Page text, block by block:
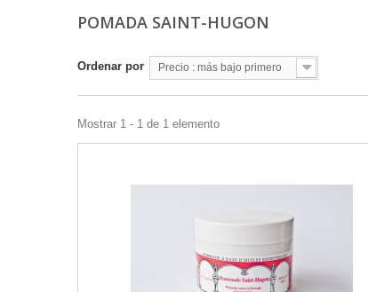
POMADA SAINT-HUGON
Ordenar por Precio : más bajo primero
Mostrar 1 - 1 de 1 elemento